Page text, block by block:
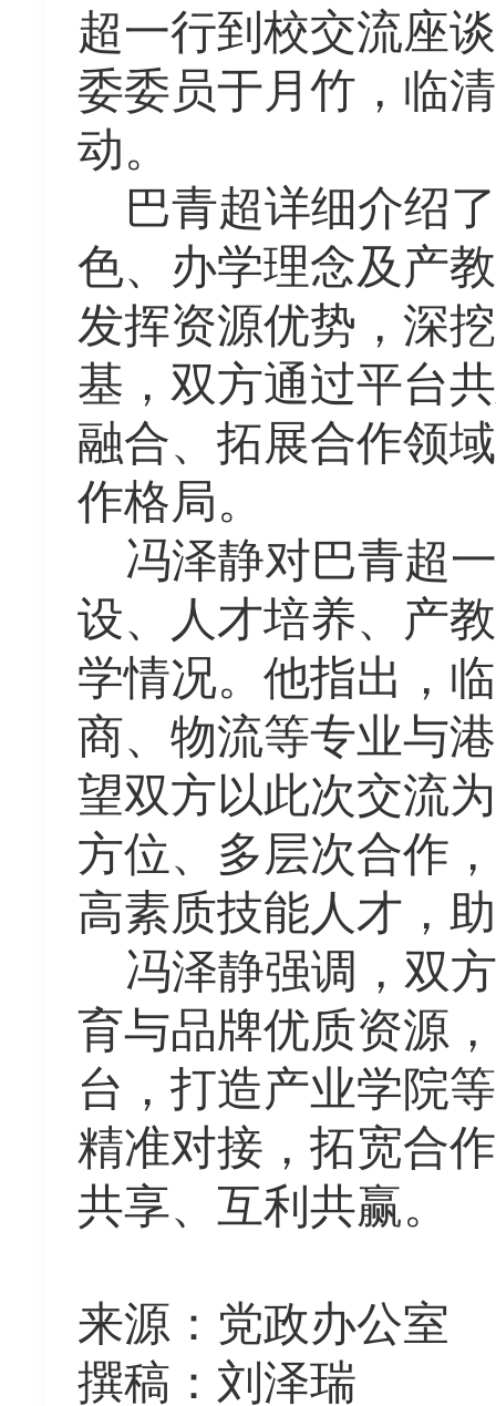
超一行到校交流座
委委员于月竹，临
动。
巴青超详细介绍
色、办学理念及产
发挥资源优势，深
基，双方通过平台
融合、拓展合作领
作格局。
冯泽静对巴青超
设、人才培养、产
学情况。他指出，
商、物流等专业与
望双方以此次交流
方位、多层次合作
高素质技能人才，
冯泽静强调，双
育与品牌优质资源
台，打造产业学院
精准对接，拓宽合
共享、互利共赢。
来源：党政办公室
撰稿：刘泽瑞